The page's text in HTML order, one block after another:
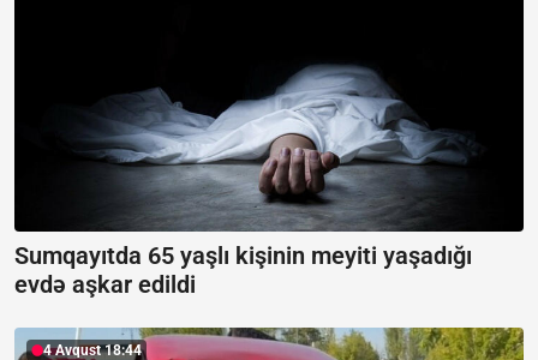
Sumqayıtda 65 yaşlı kişinin meyiti yaşadığı
evdə aşkar edildi
4 Avqust 18:44